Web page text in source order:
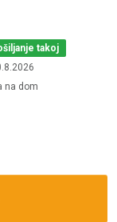
takoj
na dom